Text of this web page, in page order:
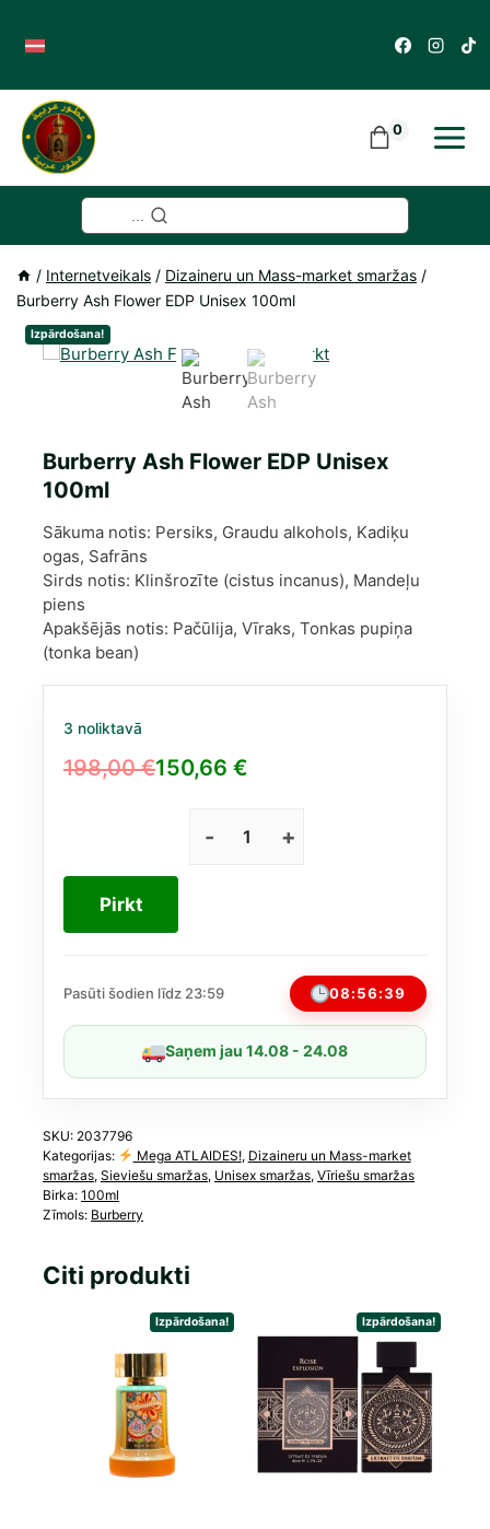
content
0
/ Internetveikals / Dizaineru un Mass-market smaržas /
Burberry Ash Flower EDP Unisex 100ml
Izpārdošana!
Burberry Ash Flower EDP Unisex
100ml
Sākuma notis: Persiks, Graudu alkohols, Kadiķu
ogas, Safrāns
Sirds notis: Klinšrozīte (cistus incanus), Mandeļu
piens
Apakšējās notis: Pačūlija, Vīraks, Tonkas pupiņa
(tonka bean)
3 noliktavā
198,00€
Original
198,00 €.
150,66 €
Current
150,66 €.
Burberry
daudzums
Pirkt
Pasūti šodien līdz 23:59 08:56:38
Saņem jau 14.08 - 24.08
SKU: 2037796
Kategorijas:
Mega ATLAIDES!, Dizaineru un Mass-market
smaržas, Sieviešu smaržas, Unisex smaržas, Vīriešu smaržas
Birka: 100ml
Zīmols: Burberry
Citi produkti
Izpārdošana! Izpārdošana!